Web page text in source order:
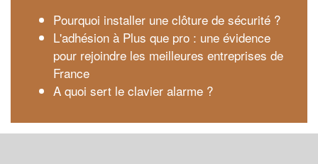
Pourquoi installer une clôture de sécurité ?
L'adhésion à Plus que pro : une évidence
pour rejoindre les meilleures entreprises de
France
A quoi sert le clavier alarme ?